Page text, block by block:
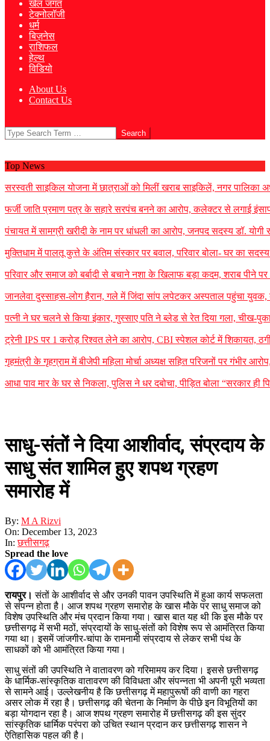
खेल जगत
टेक्नोलॉजी
धर्म
बिज़नेस
राशिफल
हेल्थ
विडियो
About Us
Contact Us
Search
Top News
सरस्वती साइकिल योजना में छात्राओं को मिलीं खराब साइकिलें, नगर पालिका
फर्जी जाति प्रमाण पत्र के सहारे सरपंच बनने का आरोप, कलेक्टर से लगाई
पंचायत में सामग्री खरीदी के नाम पर धांधली का आरोप, जनपद सदस्य डॉ. योगी
मुक्तिधाम में पालतू कुत्ते के अंतिम संस्कार पर बवाल, परिवार बोला- घर का
परिवार और समाज को बर्बादी से बचाने नशा के खिलाफ बड़ा कदम, शराब पीने
जानलेवा दुस्साहस-लोग हैरान, गले में जिंदा सांप लपेटकर अस्पताल पहुंचा युवक,
पत्नी ने घर चलने से किया इंकार, गुस्साए पति ने ब्लेड से रेत दिया गला, चीख-
ट्रेनी IPS पर 1 करोड़ रिश्वत लेने का आरोप, CBI स्पेशल कोर्ट में शिकायत,
गृहमंत्री के गृहग्राम में बीजेपी महिला मोर्चा अध्यक्ष सहित परिजनों पर गंभीर
आधा पाव मार के घर से निकला, पुलिस ने धर दबोचा, पीड़ित बोला “सरकार ही
साधु-संतों ने दिया आशीर्वाद, संप्रदाय के
साधु संत शामिल हुए शपथ ग्रहण
समारोह में
By: M A Rizvi
On: December 13, 2023
In: छत्तीसगढ़
Spread the love
रायपुर। संतों के आशीर्वाद से और उनकी पावन उपस्थिति में हुआ कार्य सफलता
से संपन्न होता है। आज शपथ ग्रहण समारोह के खास मौके पर साधु समाज को
विशेष उपस्थिति और मंच प्रदान किया गया। खास बात यह थी कि इस मौके पर
छत्तीसगढ़ में सभी मठों, संप्रदायों के साधु-संतों को विशेष रूप से आमंत्रित किया
गया था। इसमें जांजगीर-चांपा के रामनामी संप्रदाय से लेकर सभी पंथ के
साधकों को भी आमंत्रित किया गया।
साधु संतों की उपस्थिति ने वातावरण को गरिमामय कर दिया। इससे छत्तीसगढ़
के धार्मिक-सांस्कृतिक वातावरण की विविधता और संपन्नता भी अपनी पूरी भव्यता
से सामने आई। उल्लेखनीय है कि छत्तीसगढ़ में महापुरूषों की वाणी का गहरा
असर लोक में रहा है। छत्तीसगढ़ की चेतना के निर्माण के पीछे इन विभूतियों का
बड़ा योगदान रहा है। आज शपथ ग्रहण समारोह में छत्तीसगढ़ की इस सुंदर
सांस्कृतिक धार्मिक परंपरा को उचित स्थान प्रदान कर छत्तीसगढ़ शासन ने
ऐतिहासिक पहल की है।